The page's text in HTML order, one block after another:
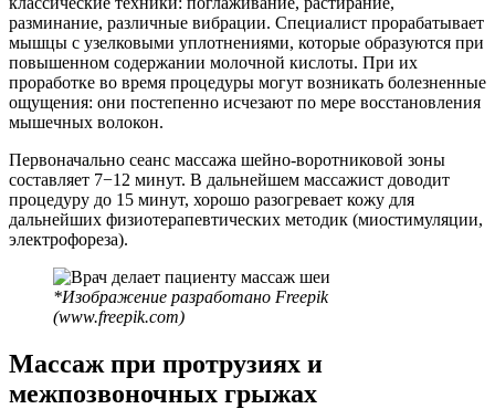
разминание, различные вибрации. Специалист прорабатывает
мышцы с узелковыми уплотнениями, которые образуются при
повышенном содержании молочной кислоты. При их
проработке во время процедуры могут возникать болезненные
ощущения: они постепенно исчезают по мере восстановления
мышечных волокон.
Первоначально сеанс массажа шейно-воротниковой зоны
составляет 7−12 минут. В дальнейшем массажист доводит
процедуру до 15 минут, хорошо разогревает кожу для
дальнейших физиотерапевтических методик (миостимуляции,
электрофореза).
*Изображение разработано Freepik
(www.freepik.com)
Массаж при протрузиях и
межпозвоночных грыжах